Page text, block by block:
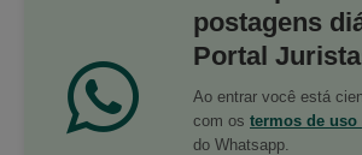
postagens
Portal
Ao entrar você está
com os termos de uso
do Whatsapp.